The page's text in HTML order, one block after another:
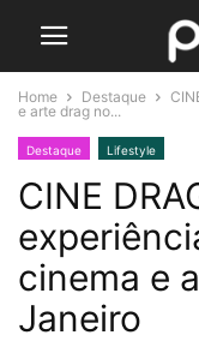
Home Destaque
e arte drag no...
Destaque Lifestyle
CINE
cinema e
Janeiro